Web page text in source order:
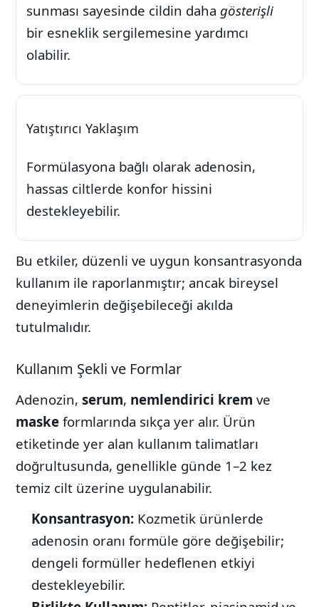
sunması sayesinde cildin daha gösterişli
bir esneklik sergilemesine yardımcı
olabilir.
Yatıştırıcı Yaklaşım
Formülasyona bağlı olarak adenosin,
hassas ciltlerde konfor hissini
destekleyebilir.
Bu etkiler, düzenli ve uygun konsantrasyonda
kullanım ile raporlanmıştır; ancak bireysel
deneyimlerin değişebileceği akılda
tutulmalıdır.
Kullanım Şekli ve Formlar
Adenozin, serum, nemlendirici krem ve
maske formlarında sıkça yer alır. Ürün
etiketinde yer alan kullanım talimatları
doğrultusunda, genellikle günde 1–2 kez
temiz cilt üzerine uygulanabilir.
Konsantrasyon: Kozmetik ürünlerde
adenosin oranı formüle göre değişebilir;
dengeli formüller hedeflenen etkiyi
destekleyebilir.